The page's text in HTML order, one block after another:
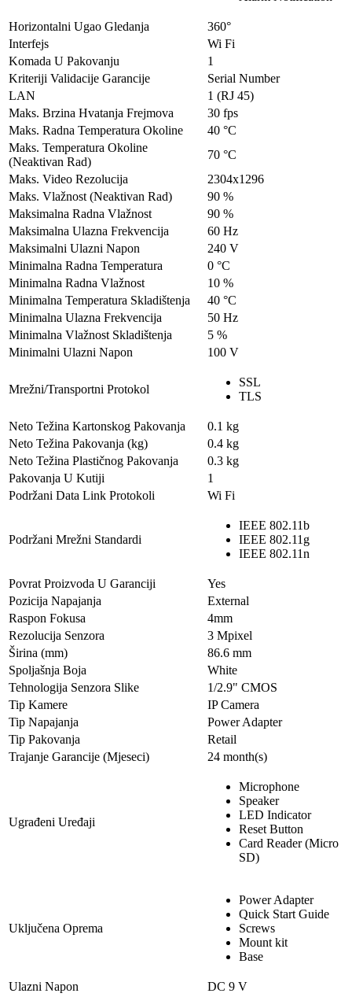
Horizontalni Ugao Gledanja
360°
Interfejs
Wi Fi
Komada U Pakovanju
1
Kriteriji Validacije Garancije
Serial Number
LAN
1 (RJ 45)
Maks. Brzina Hvatanja Frejmova
30 fps
Maks. Radna Temperatura Okoline
40 °C
Maks. Temperatura Okoline
(Neaktivan Rad)
70 °C
Maks. Video Rezolucija
2304x1296
Maks. Vlažnost (Neaktivan Rad)
90 %
Maksimalna Radna Vlažnost
90 %
Maksimalna Ulazna Frekvencija
60 Hz
Maksimalni Ulazni Napon
240 V
Minimalna Radna Temperatura
0 °C
Minimalna Radna Vlažnost
10 %
Minimalna Temperatura Skladištenja
40 °C
Minimalna Ulazna Frekvencija
50 Hz
Minimalna Vlažnost Skladištenja
5 %
Minimalni Ulazni Napon
100 V
Mrežni/Transportni Protokol
SSL
TLS
Neto Težina Kartonskog Pakovanja
0.1 kg
Neto Težina Pakovanja (kg)
0.4 kg
Neto Težina Plastičnog Pakovanja
0.3 kg
Pakovanja U Kutiji
1
Podržani Data Link Protokoli
Wi Fi
Podržani Mrežni Standardi
IEEE 802.11b
IEEE 802.11g
IEEE 802.11n
Povrat Proizvoda U Garanciji
Yes
Pozicija Napajanja
External
Raspon Fokusa
4mm
Rezolucija Senzora
3 Mpixel
Širina (mm)
86.6 mm
Spoljašnja Boja
White
Tehnologija Senzora Slike
1/2.9" CMOS
Tip Kamere
IP Camera
Tip Napajanja
Power Adapter
Tip Pakovanja
Retail
Trajanje Garancije (Mjeseci)
24 month(s)
Ugrađeni Uređaji
Microphone
Speaker
LED Indicator
Reset Button
Card Reader (Micro
SD)
Uključena Oprema
Power Adapter
Quick Start Guide
Screws
Mount kit
Base
Ulazni Napon
DC 9 V